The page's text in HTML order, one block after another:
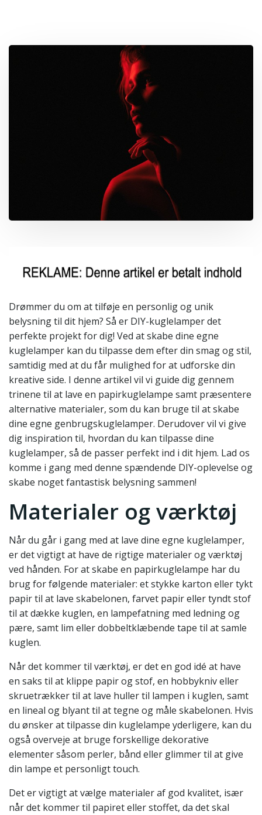
Drømmer du om at tilføje en personlig og unik
belysning til dit hjem? Så er DIY-kuglelamper det
perfekte projekt for dig! Ved at skabe dine egne
kuglelamper kan du tilpasse dem efter din smag og stil,
samtidig med at du får mulighed for at udforske din
kreative side. I denne artikel vil vi guide dig gennem
trinene til at lave en papirkuglelampe samt præsentere
alternative materialer, som du kan bruge til at skabe
dine egne genbrugskuglelamper. Derudover vil vi give
dig inspiration til, hvordan du kan tilpasse dine
kuglelamper, så de passer perfekt ind i dit hjem. Lad os
komme i gang med denne spændende DIY-oplevelse og
skabe noget fantastisk belysning sammen!
Materialer og værktøj
Når du går i gang med at lave dine egne kuglelamper,
er det vigtigt at have de rigtige materialer og værktøj
ved hånden. For at skabe en papirkuglelampe har du
brug for følgende materialer: et stykke karton eller tykt
papir til at lave skabelonen, farvet papir eller tyndt stof
til at dække kuglen, en lampefatning med ledning og
pære, samt lim eller dobbeltklæbende tape til at samle
kuglen.
Når det kommer til værktøj, er det en god idé at have
en saks til at klippe papir og stof, en hobbykniv eller
skruetrækker til at lave huller til lampen i kuglen, samt
en lineal og blyant til at tegne og måle skabelonen. Hvis
du ønsker at tilpasse din kuglelampe yderligere, kan du
også overveje at bruge forskellige dekorative
elementer såsom perler, bånd eller glimmer til at give
din lampe et personligt touch.
Det er vigtigt at vælge materialer af god kvalitet, især
når det kommer til papiret eller stoffet, da det skal